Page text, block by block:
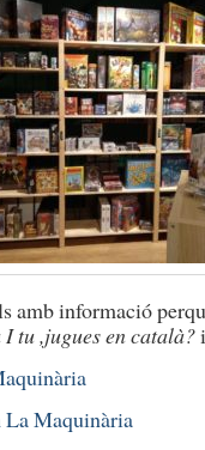
amb informació
tu ,jugues en català?i
La Maquinària